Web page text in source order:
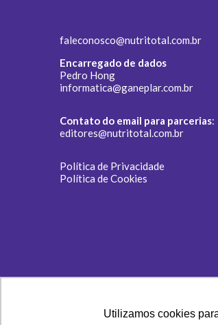
Utilizamos cookies
faleconosco@nutritotal.com.br
Encarregado de dados
Pedro Hong
informatica@ganeplar.com.br
Contato do email para parcerias:
editores@nutritotal.com.br
Política de Privacidade
Política de Cookies